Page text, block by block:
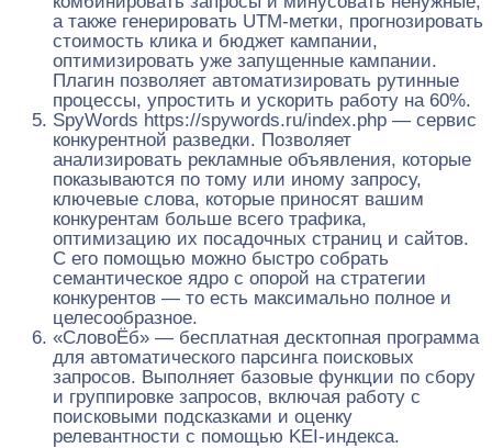
а также генерировать UTM-метки, прогнозировать
стоимость клика и бюджет кампании,
оптимизировать уже запущенные кампании.
Плагин позволяет автоматизировать рутинные
процессы, упростить и ускорить работу на 60%.
SpyWords https://spywords.ru/index.php — сервис
конкурентной разведки. Позволяет
анализировать рекламные объявления, которые
показываются по тому или иному запросу,
ключевые слова, которые приносят вашим
конкурентам больше всего трафика,
оптимизацию их посадочных страниц и сайтов.
С его помощью можно быстро собрать
семантическое ядро с опорой на стратегии
конкурентов — то есть максимально полное и
целесообразное.
«СловоЁб» — бесплатная десктопная программа
для автоматического парсинга поисковых
запросов. Выполняет базовые функции по сбору
и группировке запросов, включая работу с
поисковыми подсказками и оценку
релевантности с помощью KEI-индекса.